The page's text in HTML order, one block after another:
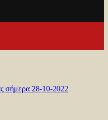
σήμερα 28-10-2022